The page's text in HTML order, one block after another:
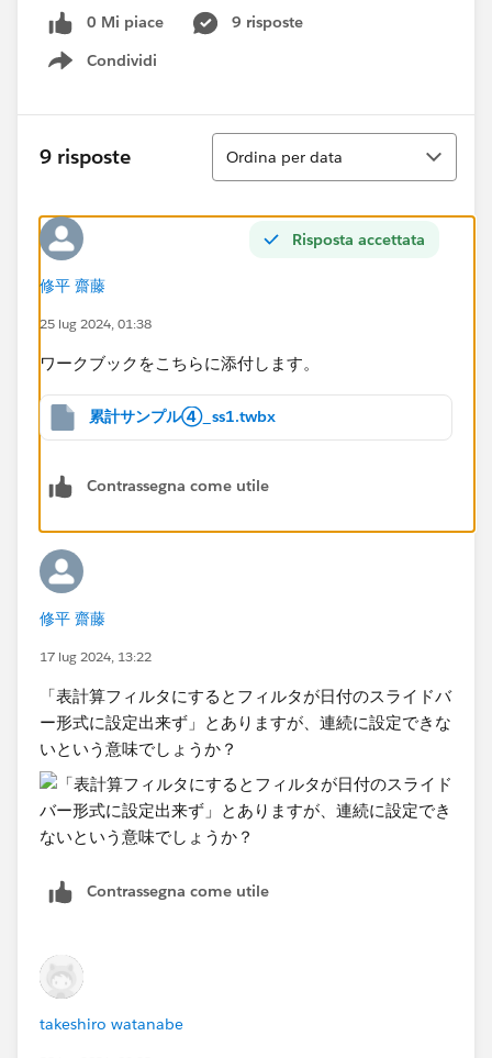
致します。0 Mi piace
9 risposte
Condividi
Show menu
9 risposte
Ordina
Ordina per data
Risposta accettata
修平 齋藤
25 lug 2024, 01:38
ワークブックをこちらに添付します。
累計サンプル④_ss1.twbx
Contrassegna come utile
修平 齋藤
17 lug 2024, 13:22
「表計算フィルタにするとフィルタが日付のスライドバ
ー形式に設定出来ず」とありますが、連続に設定できな
いという意味でしょうか？
Contrassegna come utile
takeshiro watanabe